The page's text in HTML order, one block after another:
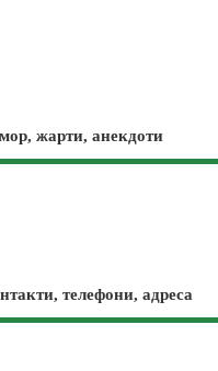
жарти, анекдоти
телефони, адреса